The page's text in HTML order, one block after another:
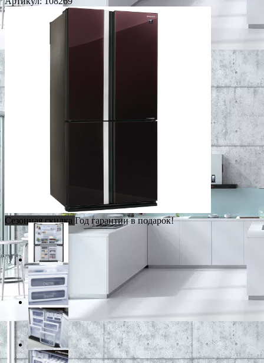
Сезонная скидка Год гарантии в подарок!